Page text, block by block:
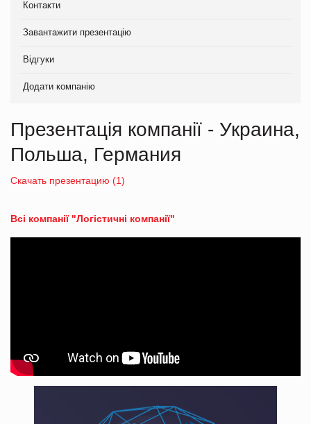
Контакти
Завантажити презентацію
Відгуки
Додати компанію
Презентація компанії - Украина,
Польша, Германия
Скачать презентацию (1)
Всі компанії "Логістичні компанії"